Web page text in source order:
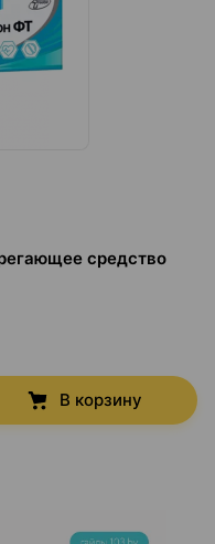
средство
В корзину